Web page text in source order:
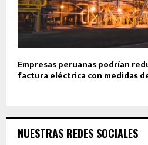
Empresas peruanas podrían
factura eléctrica con medidas
NUESTRAS REDES SOCIALES